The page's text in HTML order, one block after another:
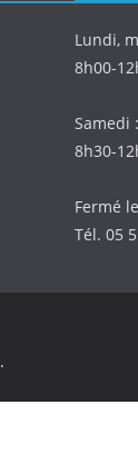
Lundi,
8h00-
Samedi :
8h30-
Fermé
Tél. 05
.